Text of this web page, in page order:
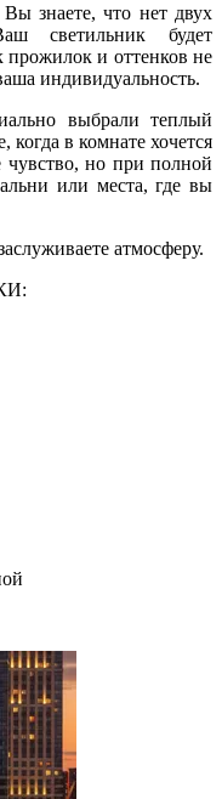
знаете, что нет двух
светильник будет
и оттенков не
индивидуальность.
выбрали теплый
в комнате хочется
чувство, но при полной
или места, где вы
атмосферу.